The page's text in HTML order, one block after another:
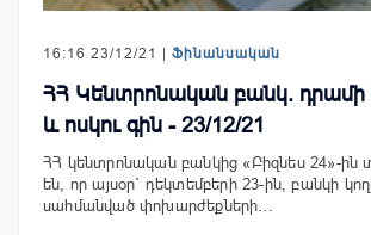
16:16 23/12/21 | Ֆինանսական
ՀՀ Կենտրոնական բանկ.
և ոսկու գին - 23/12/21
ՀՀ կենտրոնական բանկից «Բիզնես 24»-ին
են, որ այսօր` դեկտեմբերի 23-ին, բանկի
սահմանված փոխարժեքների…